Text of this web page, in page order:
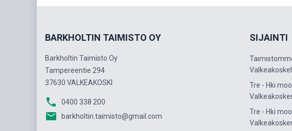
BARKHOLTIN TAIMISTO OY
Barkholtin Taimisto Oy
Tampereentie 294
37630 VALKEAKOSKI
phone 0400 338 200
email barkholtin.taimisto@gmail.com
SIJAINTI
Tre - Hki
Tre - Hki